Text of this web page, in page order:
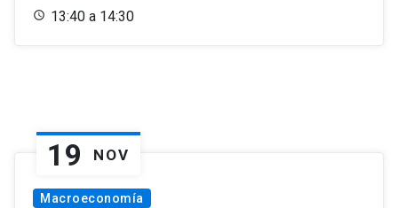
13:40 a 14:30
19 NOV
Macroeconomía